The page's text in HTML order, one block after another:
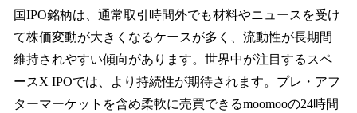
国IPO銘柄は、通常取引時間外でも材料やニュースを受け
て株価変動が大きくなるケースが多く、流動性が長期間
維持されやすい傾向があります。世界中が注目するスペ
ースX IPOでは、より持続性が期待されます。プレ・アフ
ターマーケットを含め柔軟に売買できるmoomooの24時間